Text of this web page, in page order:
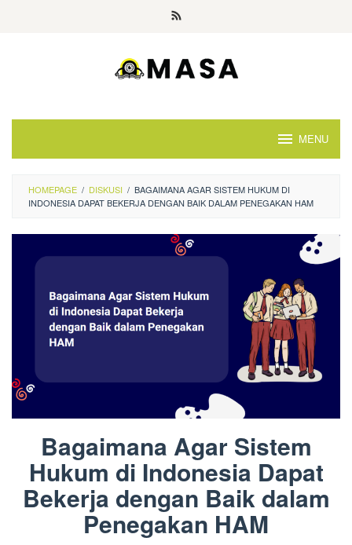
MENU
HOMEPAGE / DISKUSI / BAGAIMANA AGAR SISTEM HUKUM DI
INDONESIA DAPAT BEKERJA DENGAN BAIK DALAM PENEGAKAN HAM
Bagaimana Agar Sistem
Hukum di Indonesia Dapat
Bekerja dengan Baik dalam
Penegakan HAM